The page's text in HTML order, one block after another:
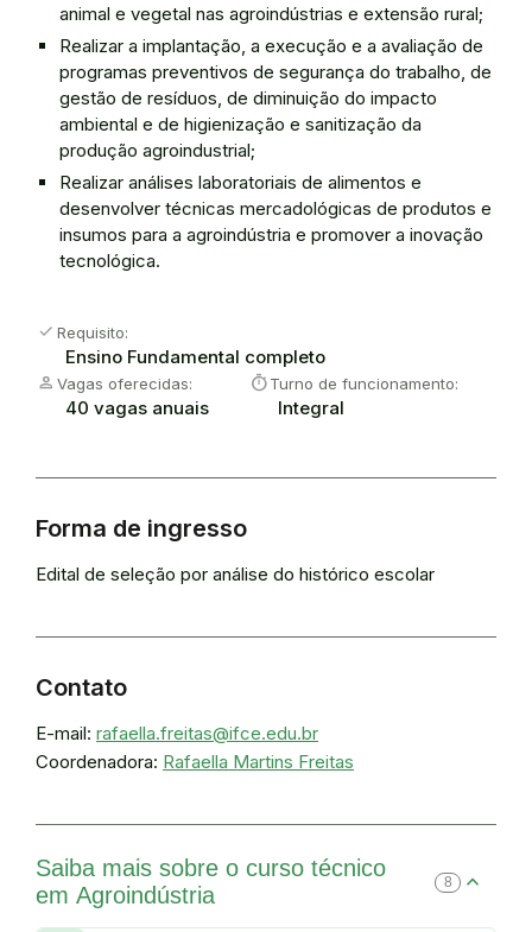
animal e vegetal nas agroindústrias e extensão rural;
Realizar a implantação, a execução e a avaliação de
programas preventivos de segurança do trabalho, de
gestão de resíduos, de diminuição do impacto
ambiental e de higienização e sanitização da
produção agroindustrial;
Realizar análises laboratoriais de alimentos e
desenvolver técnicas mercadológicas de produtos e
insumos para a agroindústria e promover a inovação
tecnológica.
check Requisito:
Ensino Fundamental completo
person Vagas oferecidas:
40 vagas anuais
timerTurno de funcionamento:
Integral
Forma de ingresso
Edital de seleção por análise do histórico escolar
Contato
E-mail: rafaella.freitas@ifce.edu.br
Coordenadora: Rafaella Martins Freitas
Saiba mais sobre o curso técnico
em Agroindústria
8